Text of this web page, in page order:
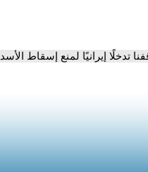
تدخلًا إيرانيًا لمنع إسقاط الأسد